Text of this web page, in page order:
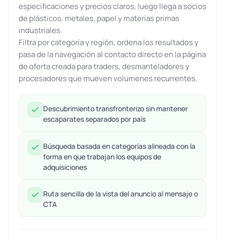
especificaciones y precios claros, luego llega a socios
de plásticos, metales, papel y materias primas
industriales.
Filtra por categoría y región, ordena los resultados y
pasa de la navegación al contacto directo en la página
de oferta creada para traders, desmanteladores y
procesadores que mueven volúmenes recurrentes.
Descubrimiento transfronterizo sin mantener
escaparates separados por país
Búsqueda basada en categorías alineada con la
forma en que trabajan los equipos de
adquisiciones
Ruta sencilla de la vista del anuncio al mensaje o
CTA